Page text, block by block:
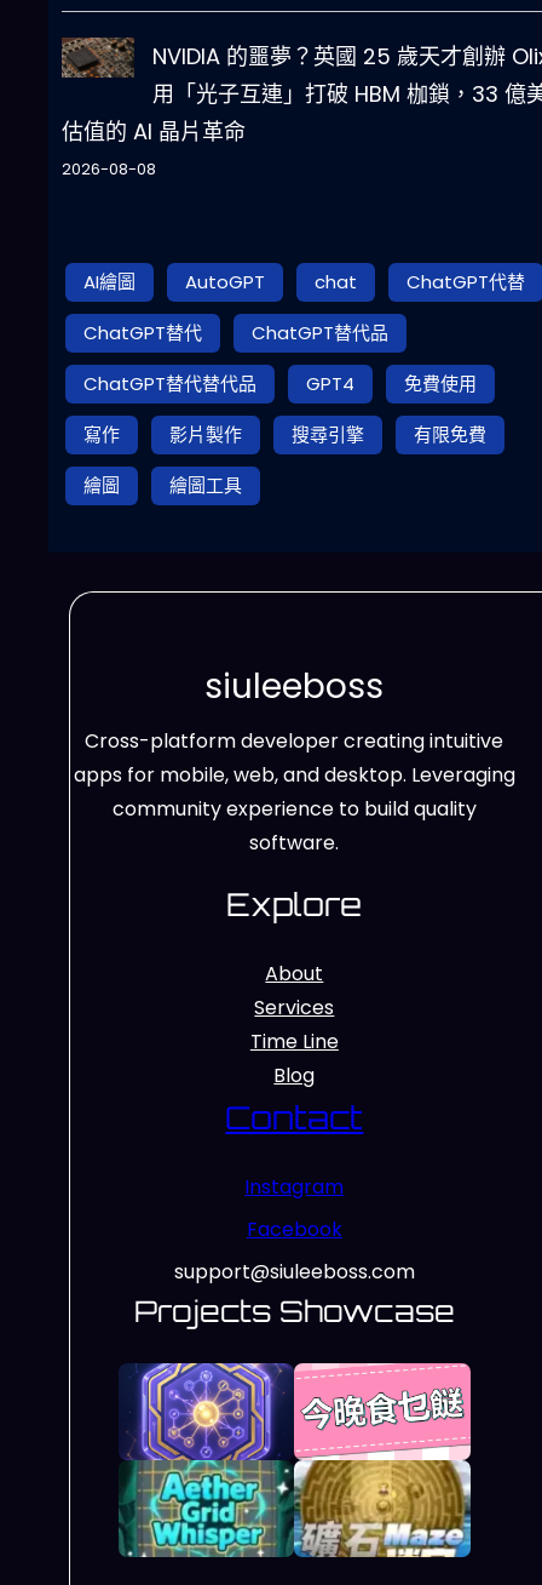
NVIDIA 的噩夢？英國 25 歲天才創辦
用「光子互連」打破 HBM 枷鎖，33 億
估值的 AI 晶片革命
2026-08-08
AI繪圖 AutoGPT chat
ChatGPT代替
ChatGPT替代
ChatGPT替代品
ChatGPT替代替代品
GPT4
免費使用
寫作
影片製作 搜尋引擎
有限免費
繪圖
繪圖工具
siuleeboss
Cross-platform developer creating intuitive
apps for mobile, web, and desktop. Leveraging
community experience to build quality
software.
Explore
About
Services
Time Line
Blog
Contact
Instagram
Facebook
support@siuleeboss.com
Projects Showcase